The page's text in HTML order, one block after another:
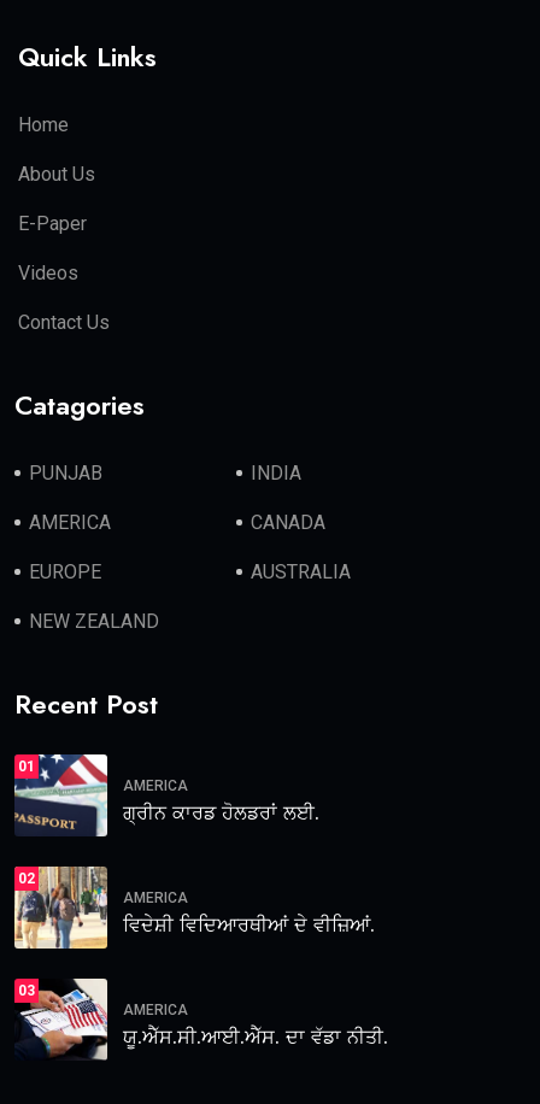
Quick Links
Home
About Us
E-Paper
Videos
Contact Us
Catagories
PUNJAB INDIA
AMERICA CANADA
EUROPE AUSTRALIA
NEW ZEALAND
Recent Post
01
AMERICA
ਗ੍ਰੀਨ ਕਾਰਡ ਹੋਲਡਰਾਂ ਲਈ.
02
AMERICA
ਵਿਦੇਸ਼ੀ ਵਿਦਿਆਰਥੀਆਂ ਦੇ ਵੀਜ਼ਿਆਂ.
03
AMERICA
ਯੂ.ਐੱਸ.ਸੀ.ਆਈ.ਐੱਸ. ਦਾ ਵੱਡਾ ਨੀਤੀ.